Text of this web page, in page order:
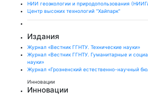
НИИ геоэкологии и природопользования
Центр высоких технологий "Хайпарк"
Издания
Журнал «Вестник ГГНТУ. Технические науки»
Журнал «Вестник ГГНТУ. Гуманитарные и
науки»
Журнал «Грозненский естественно-научный
Инновации
Инновации